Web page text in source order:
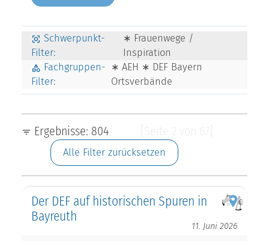
Schwerpunkt-
Filter:
∗ Frauenwege /
Inspiration
Fachgruppen-
Filter:
∗ AEH ∗ DEF Bayern
Ortsverbände
Ergebnisse: 804
Alle Filter zurücksetzen
Der DEF auf historischen Spuren in
Bayreuth
11. Juni 2026